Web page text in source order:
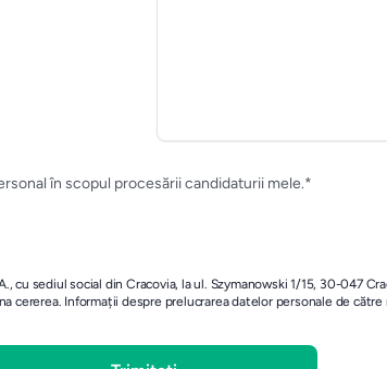
în scopul procesării candidaturii mele.*
sediul social din Cracovia, la ul. Szymanowski 1/15, 30-047
cererea. Informații despre prelucrarea datelor personale de către